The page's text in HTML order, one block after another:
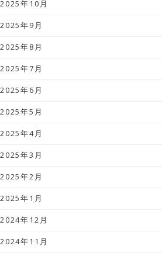
2025年10月
2025年9月
2025年8月
2025年7月
2025年6月
2025年5月
2025年4月
2025年3月
2025年2月
2025年1月
2024年12月
2024年11月